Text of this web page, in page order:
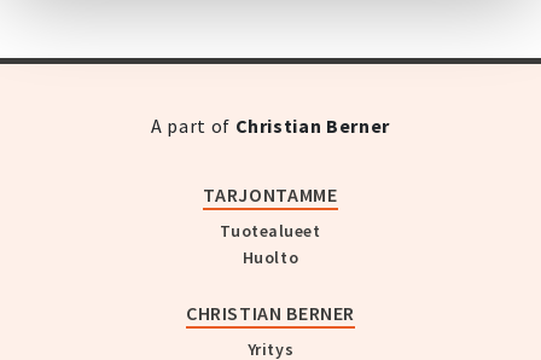
A part of Christian Berner
TARJONTAMME
Tuotealueet
Huolto
CHRISTIAN BERNER
Yritys